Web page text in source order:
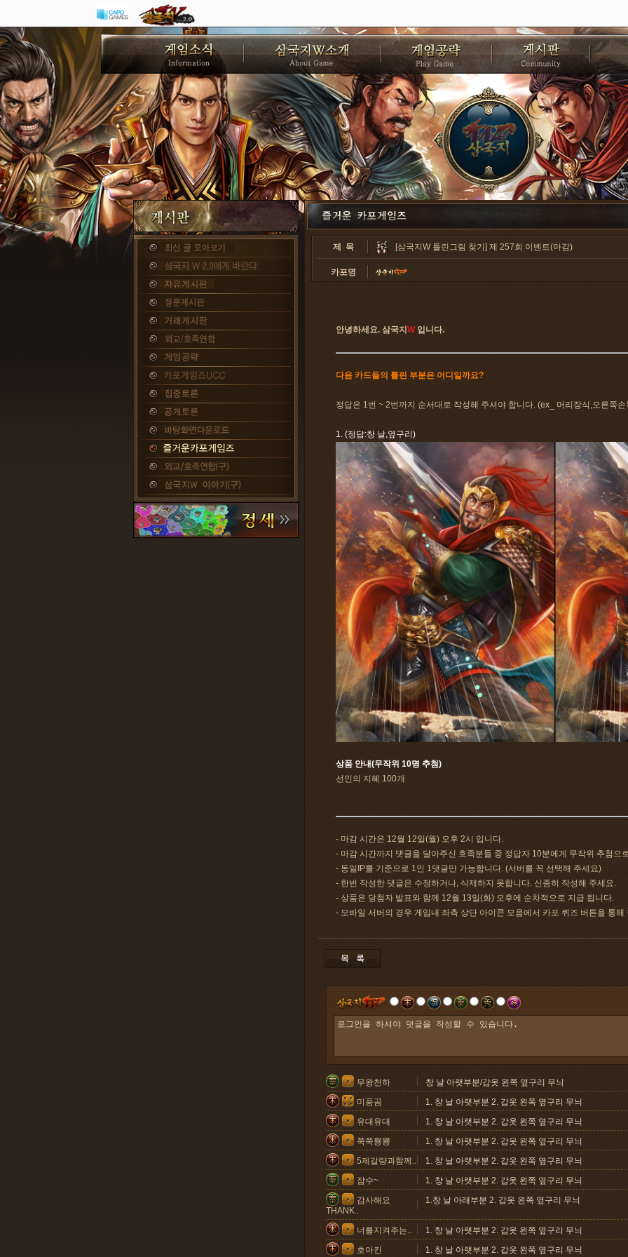
제 목 [삼국지W 틀린그림 찾기] 제 257회 이벤트(마감)
카포명
안녕하세요. 삼국지 W입니다.
다음 카드들의 틀린 부분은 어디일까요?
정답은 1번 ~ 2번까지 순서대로 작성해 주셔야 합니다. (ex_ 머리장식,오른쪽손
1. (정답:창 날,옆구리)
상품 안내(무작위 10명 추첨)
선인의 지혜 100개
- 마감 시간은 12월 12일(월) 오후 2시 입니다.
- 마감 시간까지 댓글을 달아주신 호족분들 중 정답자 10분에게 무작위 추첨으
- 동일IP를 기준으로 1인 1댓글만 가능합니다. (서버를 꼭 선택해 주세요)
- 한번 작성한 댓글은 수정하거나, 삭제하지 못합니다. 신중히 작성해 주세요.
- 상품은 당첨자 발표와 함께 12월 13일(화) 오후에 순차적으로 지급 됩니다.
- 모바일 서버의 경우 게임내 좌측 상단 아이콘 모음에서 카포 퀴즈 버튼을 통
무왕천하
창 날 아랫부분/갑옷 왼쪽 옆구리 무늬
미풍곰
1. 창 날 아랫부분 2. 갑옷 왼쪽 옆구리 무늬
유대유대
1. 창 날 아랫부분 2. 갑옷 왼쪽 옆구리 무늬
쭉쭉뿅뿅
1. 창 날 아랫부분 2. 갑옷 왼쪽 옆구리 무늬
5제갈량과함께..
1. 창 날 아랫부분 2. 갑옷 왼쪽 옆구리 무늬
잠수~
1. 창 날 아랫부분 2. 갑옷 왼쪽 옆구리 무늬
감사해요
THANK..
1.창 날 아래부분 2. 갑옷 왼쪽 옆구리 무늬
너를지켜주는..
1. 창 날 아랫부분 2. 갑옷 왼쪽 옆구리 무늬
호아킨
1. 창 날 아랫부분 2. 갑옷 왼쪽 옆구리 무늬